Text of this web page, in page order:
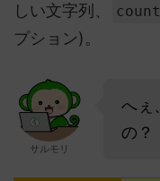
しい文字列、
count
プション)。
サルモリ
へぇ
の？